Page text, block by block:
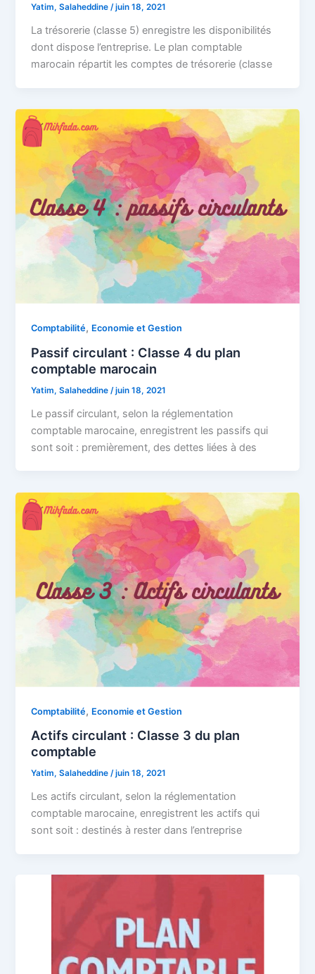
Yatim, Salaheddine/juin 18, 2021
La trésorerie (classe 5) enregistre les disponibilités
dont dispose l’entreprise. Le plan comptable
marocain répartit les comptes de trésorerie (classe
Comptabilité, Economie et Gestion
Passif circulant : Classe 4 du plan
comptable marocain
Yatim, Salaheddine /juin 18, 2021
Le passif circulant, selon la réglementation
comptable marocaine, enregistrent les passifs qui
sont soit : premièrement, des dettes liées à des
Comptabilité, Economie et Gestion
Actifs circulant : Classe 3 du plan
comptable
Yatim, Salaheddine/juin 18, 2021
Les actifs circulant, selon la réglementation
comptable marocaine, enregistrent les actifs qui
sont soit : destinés à rester dans l’entreprise